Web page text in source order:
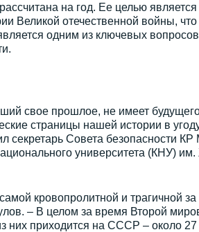
на год. Ее целью
Великой отечественной войны,
одним из ключевых
свое прошлое, не имеет
страницы нашей истории в
секретарь Совета безопасности
университета (КНУ)
кровопролитной и трагичной
– В целом за время Второй
них приходится на СССР – около